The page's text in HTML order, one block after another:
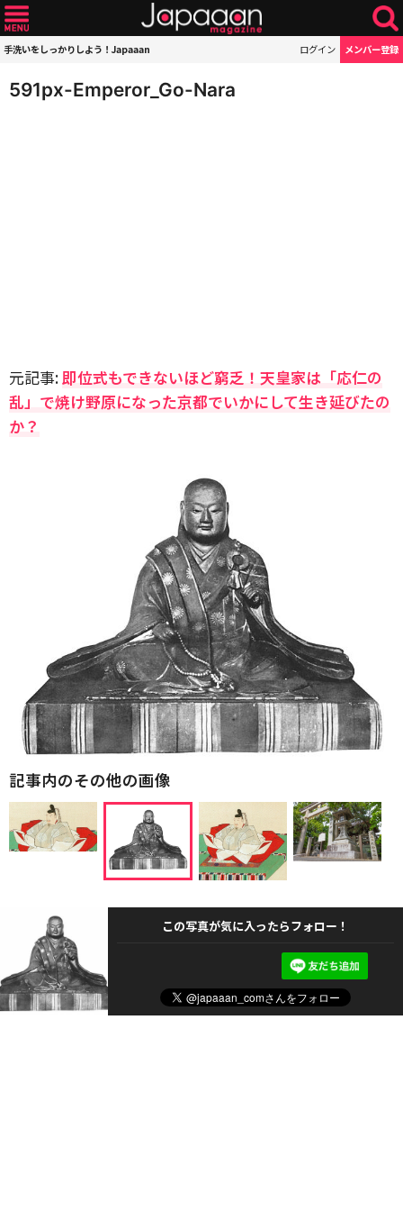
手洗いをしっかりしよう！Japaaan ログイン メンバー登録
591px-Emperor_Go-Nara
元記事:即位式もできないほど窮乏！天皇家は「応仁の
乱」で焼け野原になった京都でいかにして生き延びたの
か？
記事内のその他の画像
この写真が気に入ったらフォロー！